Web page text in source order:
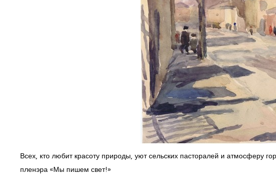
Всех, кто любит красоту природы, уют сельских пасторалей и атмосферу
пленэра «Мы пишем свет!»